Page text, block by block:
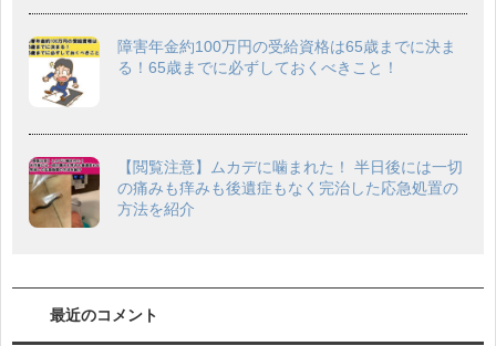
障害年金約100万円の受給資格は65歳までに決ま
る！65歳までに必ずしておくべきこと！
【閲覧注意】ムカデに噛まれた！ 半日後には一切
の痛みも痒みも後遺症もなく完治した応急処置の
方法を紹介
最近のコメント